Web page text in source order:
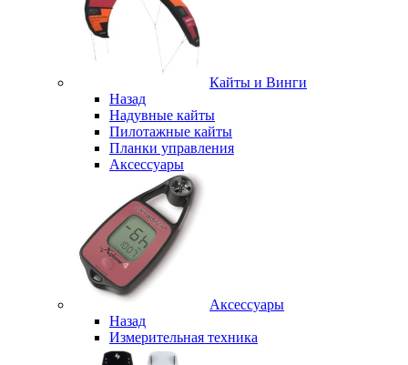
Кайты и Винги
Назад
Надувные кайты
Пилотажные кайты
Планки управления
Аксессуары
Аксессуары
Назад
Измерительная техника